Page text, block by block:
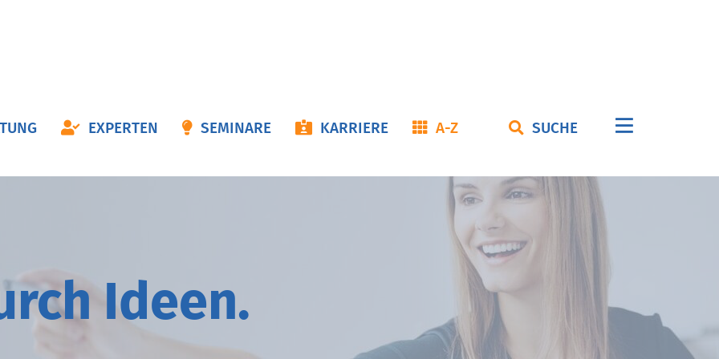
EXPERTEN SEMINARE KARRIERE A-Z SUCHE
Navigation
I deen.